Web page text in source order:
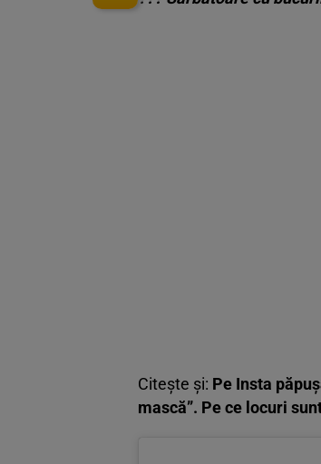
Citește și: Pe Insta
mască”. Pe ce locuri